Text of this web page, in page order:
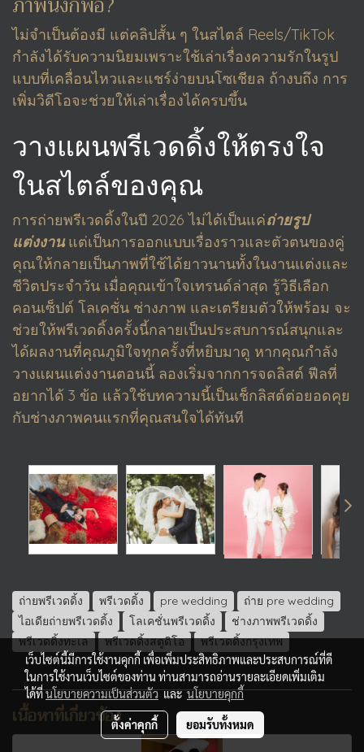
ไม่จำเป็นต้องมี แต่คลิปสั้น ๆ ในสไตล์ Reels/TikTok
กำลังได้รับความนิยมเพราะใช้เล่าเรื่องความรักในรูป
แบบที่เคลื่อนไหวและแชร์ง่ายบนโซเชียล ถ้างบถึง การ
เพิ่มวิดีโอจะช่วยให้เล่าเรื่องได้ครบขึ้น
วางแผนพรีเวดดิ้งให้ตรงใจ
ในสไตล์ของคุณ
การถ่ายพรีเวดดิ้งในปี 2026 ไม่ได้เป็นแค่ถ่ายรูป
แต่งงานแต่เป็นการออกแบบเรื่องราวและตัวตนของคู่
คุณให้กลายเป็นภาพที่ใช้ได้ยาวนานทั้งในงานแต่งและ
ชีวิตประจำวัน เมื่อคุณเข้าใจเทรนด์ล่าสุด รู้วิธีเลือก
คอนเซ็ปต์ โลเคชั่น ช่างภาพ และเตรียมตัวให้พร้อม จะ
ช่วยให้พรีเวดดิ้งครั้งนี้กลายเป็นประสบการณ์สนุกและ
ได้ผลงานที่คุณภูมิใจทุกครั้งที่หยิบมาดู หากคุณกำลัง
วางแผนแต่งงานตอนนี้ ลองเริ่มจากการจดลิสต์ ฟีลที่
อยากได้ 3 ข้อ แล้วใช้บทความนี้เป็นเช็กลิสต์ต่อยอดคุย
กับช่างภาพคนแรกที่คุณสนใจได้ทันที
ถ่ายพรีเวดดิ้ง พรีเวดดิ้ง pre wedding
ถ่าย pre wedding
ไอเดียถ่ายพรีเวดดิ้ง
โลเคชั่นพรีเวดดิ้ง
ช่างภาพพรีเวดดิ้ง
พรีเวดดิ้งทะเล
พรีเวดดิ้งสตูดิโอ พรีเวดดิ้งกรุงเทพ
เนื้อหาที่เกี่ยวข้อง
เว็บไซต์นี้มีการใช้งานคุกกี้ เพื่อเพิ่มประสิทธิภาพและประสบการณ์ที่ดี
ในการใช้งานเว็บไซต์ของท่าน ท่านสามารถอ่านรายละเอียดเพิ่มเติม
ได้ที่นโยบายความเป็นส่วนตัวและนโยบายคุกกี้
ตั้งค่าคุกกี้ ยอมรับทั้งหมด